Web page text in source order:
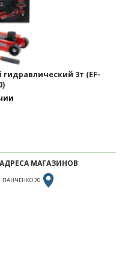
3т (EF-
АДРЕСА МАГАЗИНОВ
ПАНЧЕНКО 70